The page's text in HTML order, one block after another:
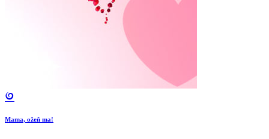
Mama, ožeň ma!